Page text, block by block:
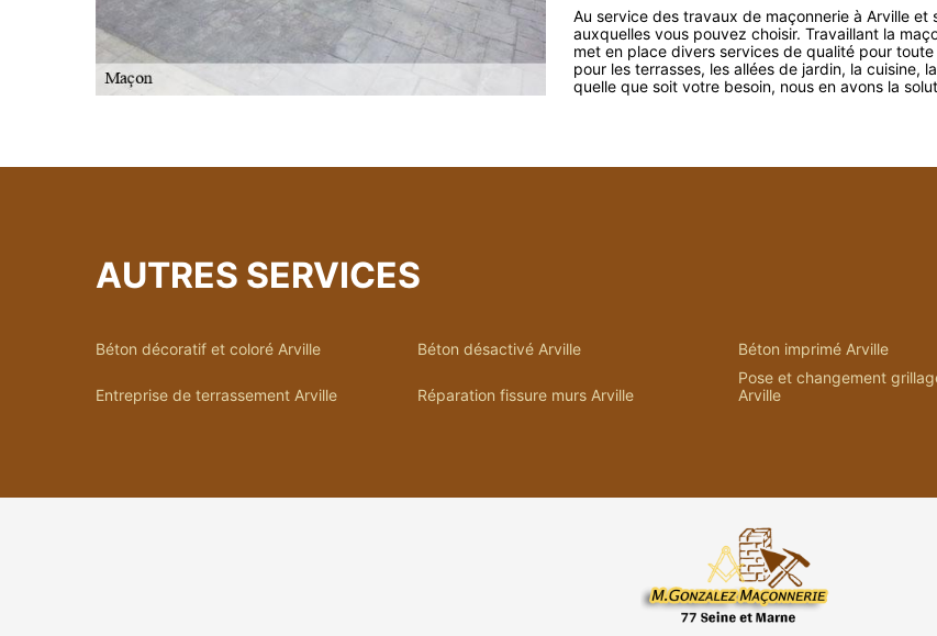
Au service des travaux de maçonnerie à Arville
auxquelles vous pouvez choisir. Travaillant la
met en place divers services de qualité pour
pour les terrasses, les allées de jardin, la cuisine,
quelle que soit votre besoin, nous en avons la
AUTRES SERVICES
Béton décoratif et coloré Arville Béton désactivé Arville Béton imprimé Arville
Entreprise de terrassement Arville Réparation fissure murs Arville
Pose et changement
Arville